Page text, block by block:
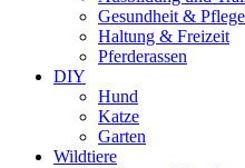
Gesundheit & Pflege
Haltung & Freizeit
Pferderassen
DIY
Hund
Katze
Garten
Wildtiere